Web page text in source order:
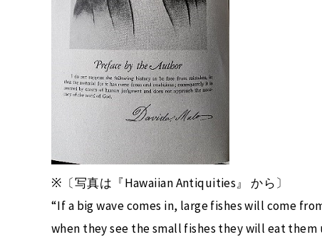
※〔写真は『Hawaiian Antiquities』 から〕
“If a big wave comes in, large fishes will come
when they see the small fishes they will eat